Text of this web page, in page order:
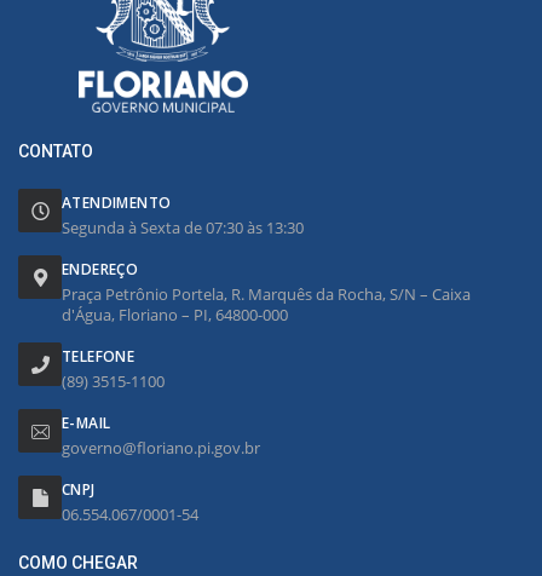
CONTATO
ATENDIMENTO
Segunda à Sexta de 07:30 às 13:30
ENDEREÇO
Praça Petrônio Portela, R. Marquês da Rocha, S/N – Caixa
d'Água, Floriano – PI, 64800-000
TELEFONE
(89) 3515-1100
E-MAIL
governo@floriano.pi.gov.br
CNPJ
06.554.067/0001-54
COMO CHEGAR